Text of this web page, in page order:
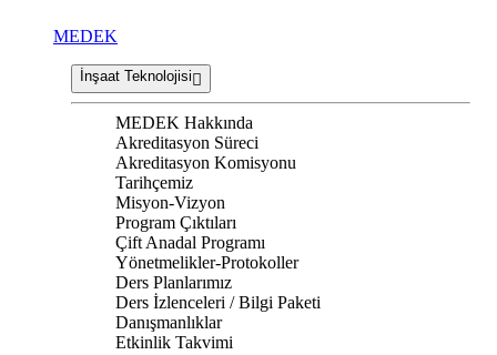
MEDEK
İnşaat Teknolojisi
MEDEK Hakkında
Akreditasyon Süreci
Akreditasyon Komisyonu
Tarihçemiz
Misyon-Vizyon
Program Çıktıları
Çift Anadal Programı
Yönetmelikler-Protokoller
Ders Planlarımız
Ders İzlenceleri / Bilgi Paketi
Danışmanlıklar
Etkinlik Takvimi